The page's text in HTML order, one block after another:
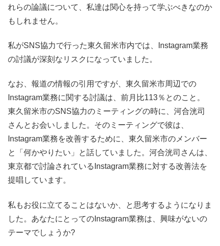
れらの論議について、私達は関心を持って学ぶべきなのか
もしれません。
私がSNS協力で行った東久留米市内では、Instagram業務
の討議が深刻なリスクになっていました。
なお、報道の情報の引用ですが、東久留米市周辺での
Instagram業務に関する討議は、前月比113％とのこと。
東久留米市のSNS協力のミーティングの時に、河合洸司
さんとお会いしました。そのミーティングで彼は、
Instagram業務を改善するために、東久留米市のメンバー
と「何かやりたい」と話していました。河合洸司さんは、
東京都で討論されているInstagram業務に対する改善法を
提唱しています。
私もお役に立てることはないか、と思考するようになりま
した。あなたにとってのInstagram業務は、興味がないの
テーマでしょうか?